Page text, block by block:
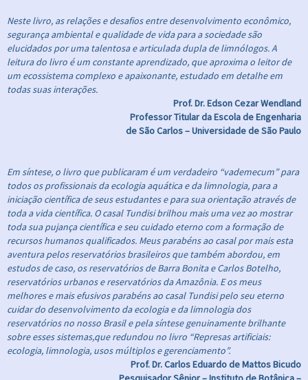
Neste livro, as relações e desafios entre desenvolvimento econômico,
segurança ambiental e qualidade de vida para a sociedade são
elucidados por uma talentosa e articulada dupla de limnólogos. A
leitura do livro é um constante aprendizado, que aproxima o leitor de
um ecossistema complexo e apaixonante, estudado em detalhe em
todas suas interações.
Prof. Dr. Edson Cezar Wendland
Professor Titular da Escola de Engenharia
de São Carlos – Universidade de São Paulo
Em síntese, o livro que publicaram é um verdadeiro “vademecum” para
todos os profissionais da ecologia aquática e da limnologia, para a
iniciação científica de seus estudantes e para sua orientação através de
toda a vida científica. O casal Tundisi brilhou mais uma vez ao mostrar
toda sua pujança científica e seu cuidado eterno com a formação de
recursos humanos qualificados. Meus parabéns ao casal por mais esta
aventura pelos reservatórios brasileiros que também abordou, em
estudos de caso, os reservatórios de Barra Bonita e Carlos Botelho,
reservatórios urbanos e reservatórios da Amazônia. E os meus
melhores e mais efusivos parabéns ao casal Tundisi pelo seu eterno
cuidar do desenvolvimento da ecologia e da limnologia dos
reservatórios no nosso Brasil e pela síntese genuinamente brilhante
sobre esses sistemas,que redundou no livro “Represas artificiais:
ecologia, limnologia, usos múltiplos e gerenciamento”.
Prof. Dr. Carlos Eduardo de Mattos Bicudo